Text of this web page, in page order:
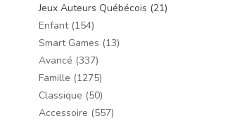
Jeux Auteurs Québécois (21)
Enfant (154)
Smart Games (13)
Avancé (337)
Famille (1275)
Classique (50)
Accessoire (557)